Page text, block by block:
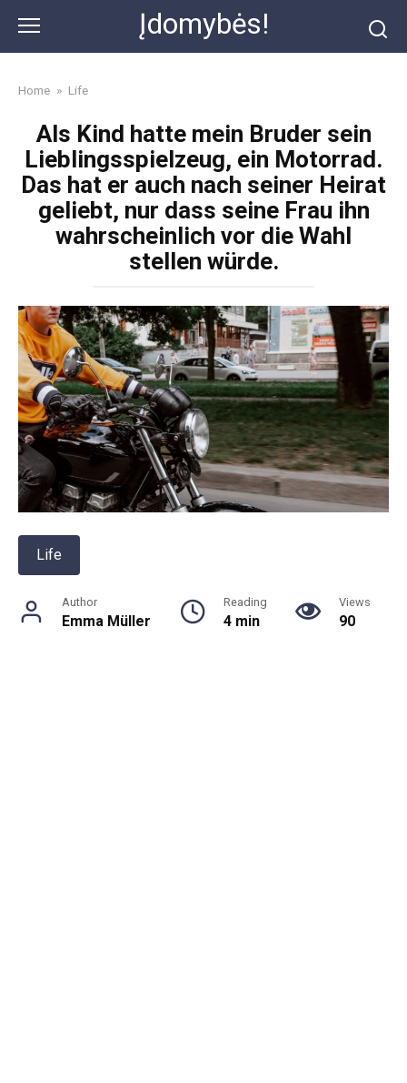
content
Įdomybės!
Home » Life
Als Kind hatte mein Bruder sein
Lieblingsspielzeug, ein Motorrad.
Das hat er auch nach seiner Heirat
geliebt, nur dass seine Frau ihn
wahrscheinlich vor die Wahl
stellen würde.
Life
Author
Emma Müller
Reading
4 min
Views
90